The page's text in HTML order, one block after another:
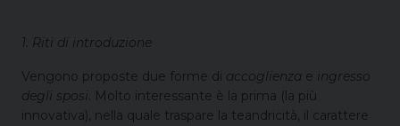
1. Riti di introduzione
Vengono proposte due forme di accoglienza e ingresso
degli sposi . Molto interessante è la prima (la più
innovativa), nella quale traspare la teandricità, il carattere